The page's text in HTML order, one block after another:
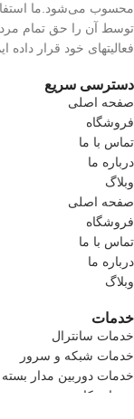
محسوب می‌شود.ما
توسط آن را حق تمام
فعالیتهای خود قرار داده
دسترسی سریع
صفحه اصلی
فروشگاه
تماس با ما
درباره ما
وبلاگ
صفحه اصلی
فروشگاه
تماس با ما
درباره ما
وبلاگ
خدمات
خدمات سانترال
خدمات شبکه و سرور
خدمات دوربین مدار بسته
خدمات کامپیوتری